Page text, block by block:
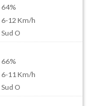
64%
6-12 Km/h
Sud O
66%
6-11 Km/h
Sud O